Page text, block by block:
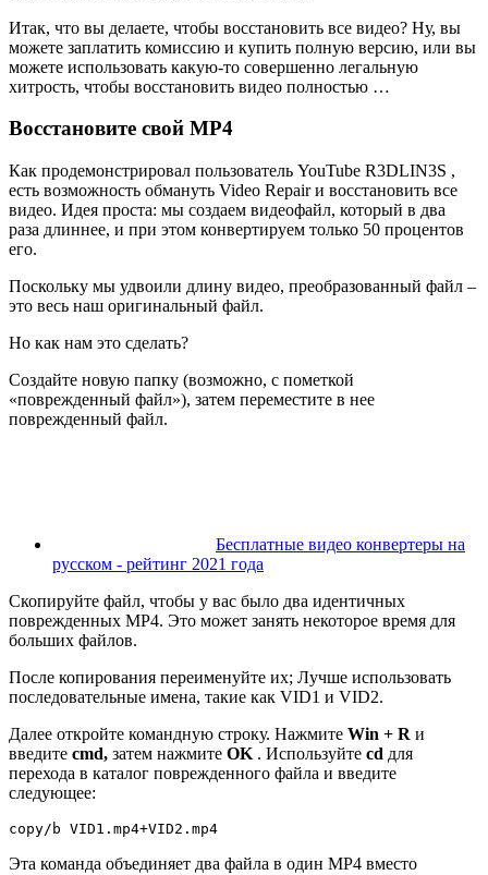
Итак, что вы делаете, чтобы восстановить все видео? Ну, вы
можете заплатить комиссию и купить полную версию, или вы
можете использовать какую-то совершенно легальную
хитрость, чтобы восстановить видео полностью …
Восстановите свой MP4
Как продемонстрировал пользователь YouTube R3DLIN3S ,
есть возможность обмануть Video Repair и восстановить все
видео. Идея проста: мы создаем видеофайл, который в два
раза длиннее, и при этом конвертируем только 50 процентов
его.
Поскольку мы удвоили длину видео, преобразованный файл –
это весь наш оригинальный файл.
Но как нам это сделать?
Создайте новую папку (возможно, с пометкой
«поврежденный файл»), затем переместите в нее
поврежденный файл.
Бесплатные видео конвертеры на
русском - рейтинг 2021 года
Скопируйте файл, чтобы у вас было два идентичных
поврежденных MP4. Это может занять некоторое время для
больших файлов.
После копирования переименуйте их; Лучше использовать
последовательные имена, такие как VID1 и VID2.
Далее откройте командную строку. Нажмите Win + R и
введите cmd, затем нажмите OK . Используйте cd для
перехода в каталог поврежденного файла и введите
следующее:
copy/b VID1.mp4+VID2.mp4
Эта команда объединяет два файла в один MP4 вместо